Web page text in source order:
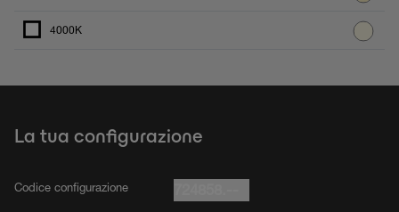
4000K
La tua configurazione
Codice configurazione